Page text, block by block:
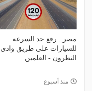
مصر.. رفع حد السرعة
للسيارات على طريق وادي
النطرون - العلمين
منذ أسبوع